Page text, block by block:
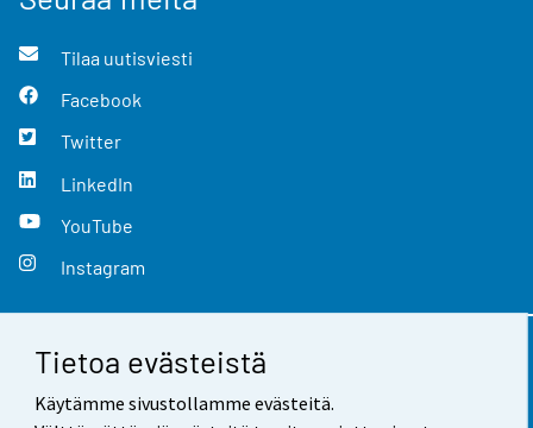
Tietoa evästeistä
Käytämme sivustollamme evästeitä.
Tilaa uutisviesti
Facebook
Twitter
LinkedIn
YouTube
Instagram
Yhteystiedot
Palaute